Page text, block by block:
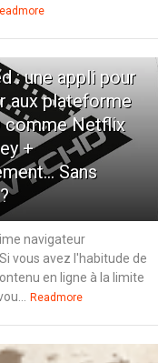
: une appli pour
aux plateforme
comme Netflix
+
Sans
navigateur
vous avez l'habitude de
en ligne à la limite
Readmore